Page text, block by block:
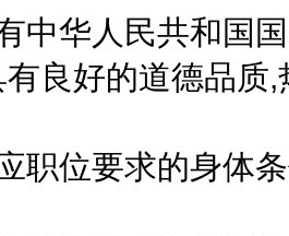
华人民共和国国
良好的道德品质
位要求的身体条